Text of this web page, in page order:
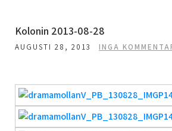
Kolonin 2013-08-28
AUGUSTI 28, 2013 INGA